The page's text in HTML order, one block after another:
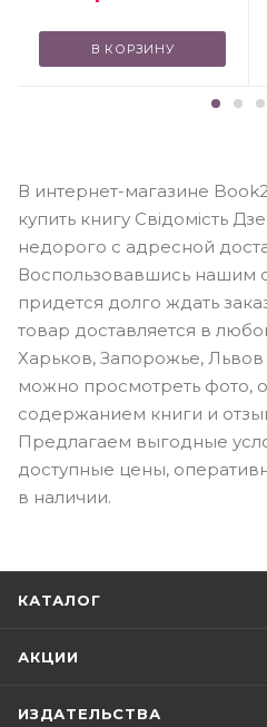
В КОРЗИНУ
В интернет-магазине
купить книгу Свідомість
недорого с адресной
Воспользовавшись нашим
придется долго ждать
товар доставляется в
Харьков, Запорожье, Львов
можно просмотреть фото,
содержанием книги и
Предлагаем выгодные
доступные цены,
в наличии.
КАТАЛОГ
АКЦИИ
ИЗДАТЕЛЬСТВА